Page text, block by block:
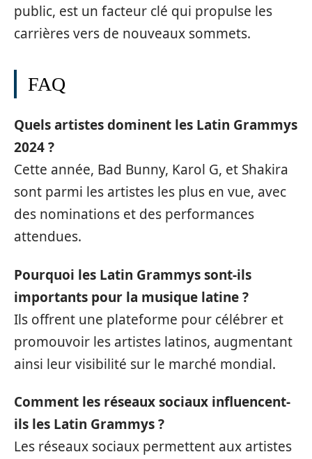
public, est un facteur clé qui propulse les
carrières vers de nouveaux sommets.
FAQ
Quels artistes dominent les Latin Grammys
2024 ?
Cette année, Bad Bunny, Karol G, et Shakira
sont parmi les artistes les plus en vue, avec
des nominations et des performances
attendues.
Pourquoi les Latin Grammys sont-ils
importants pour la musique latine ?
Ils offrent une plateforme pour célébrer et
promouvoir les artistes latinos, augmentant
ainsi leur visibilité sur le marché mondial.
Comment les réseaux sociaux influencent-
ils les Latin Grammys ?
Les réseaux sociaux permettent aux artistes